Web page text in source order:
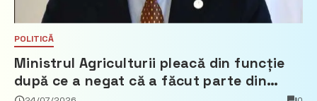
POLITICĂ
Ministrul Agriculturii pleacă din funcție
după ce a negat că a făcut parte din